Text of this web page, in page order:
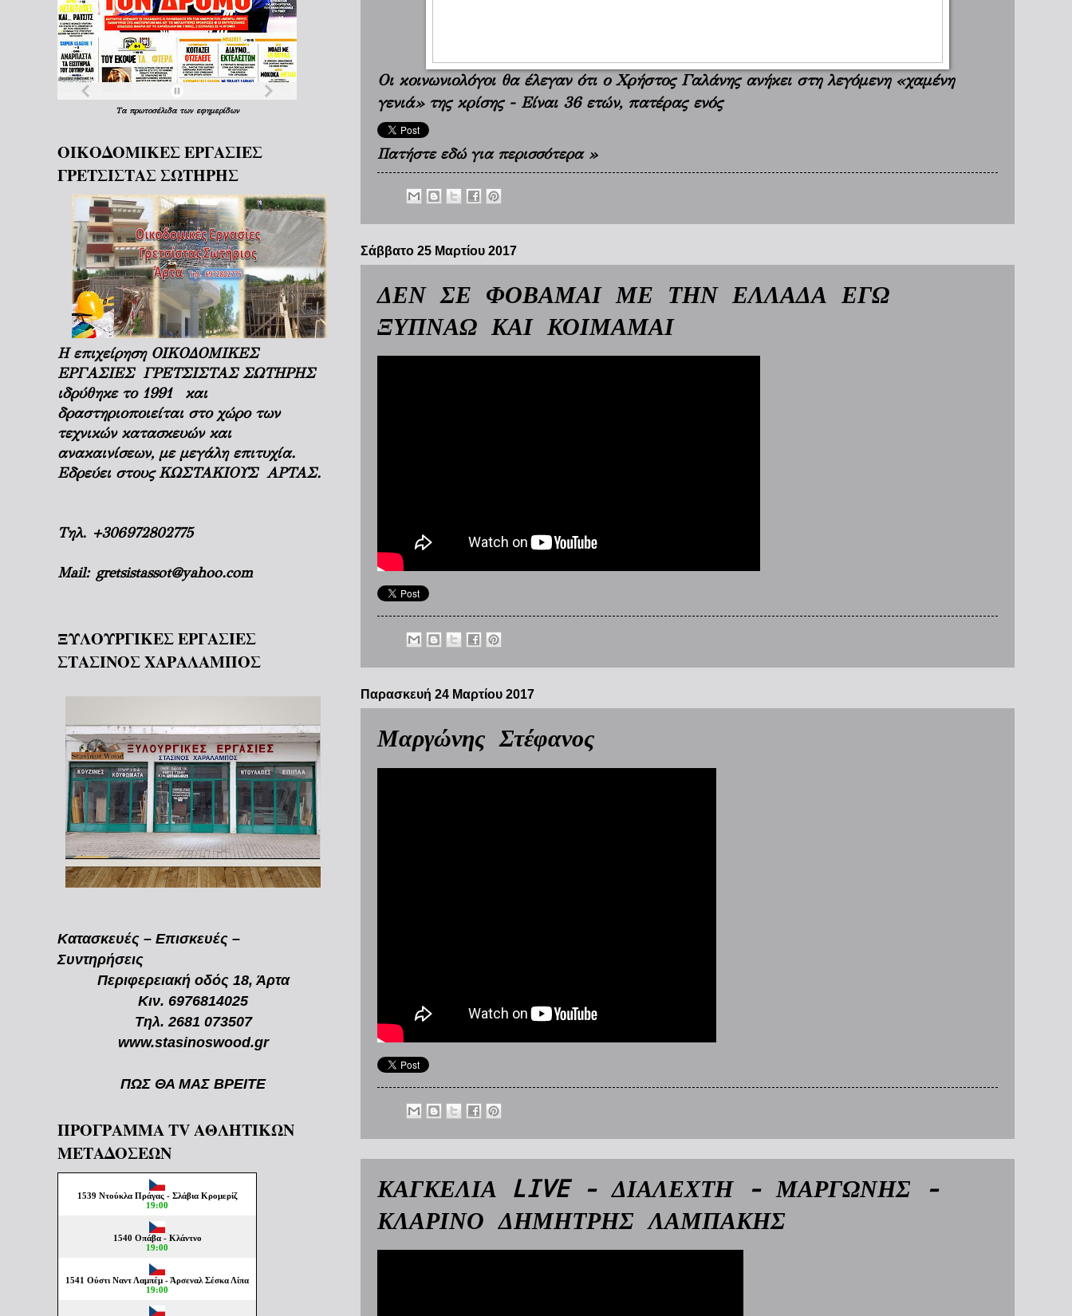
Οι κοινωνιολόγοι θα έλεγαν ότι ο Χρήστος Γαλάνης ανήκει στη λεγόμενη «χαμένη
γενιά» της κρίσης - Είναι 36 ετών, πατέρας ενός
Πατήστε εδώ για περισσότερα »
Σάββατο 25 Μαρτίου 2017
ΔΕΝ ΣΕ ΦΟΒΑΜΑΙ ΜΕ ΤΗΝ ΕΛΛΑΔΑ ΕΓΩ
ΞΥΠΝΑΩ ΚΑΙ ΚΟΙΜΑΜΑΙ
Παρασκευή 24 Μαρτίου 2017
Μαργώνης Στέφανος
ΚΑΓΚΕΛΙΑ LIVE - ΔΙΑΛΕΧΤΗ - ΜΑΡΓΩΝΗΣ -
ΚΛΑΡΙΝΟ ΔΗΜΗΤΡΗΣ ΛΑΜΠΑΚΗΣ
Τα πρωτοσέλιδα των εφημερίδων
ΟΙΚΟΔΟΜΙΚΕΣ ΕΡΓΑΣΙΕΣ
ΓΡΕΤΣΙΣΤΑΣ ΣΩΤΗΡΗΣ
Η επιχείρηση ΟΙΚΟΔΟΜΙΚΕΣ
ΕΡΓΑΣΙΕΣ ΓΡΕΤΣΙΣΤΑΣ ΣΩΤΗΡΗΣ
ιδρύθηκε το 1991 και
δραστηριοποιείται στο χώρο των
τεχνικών κατασκευών και
ανακαινίσεων, με μεγάλη επιτυχία.
Εδρεύει στους ΚΩΣΤΑΚΙΟΥΣ ΑΡΤΑΣ.
Τηλ. +306972802775
Mail: gretsistassot@yahoo.com
ΞΥΛΟΥΡΓΙΚΕΣ ΕΡΓΑΣΙΕΣ
ΣΤΑΣΙΝΟΣ ΧΑΡΑΛΑΜΠΟΣ
Κατασκευές – Επισκευές –
Συντηρήσεις
Περιφερειακή οδός 18, Άρτα
Κιν. 6976814025
Τηλ. 2681 073507
www.stasinoswood.gr
ΠΩΣ ΘΑ ΜΑΣ ΒΡΕΙΤΕ
ΠΡΟΓΡΑΜΜΑ TV ΑΘΛΗΤΙΚΩΝ
ΜΕΤΑΔΟΣΕΩΝ